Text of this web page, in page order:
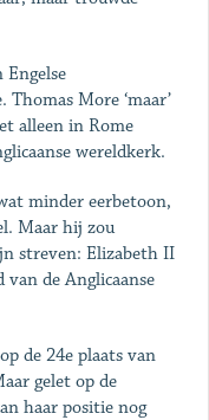
More ‘maar’
alleen in Rome
wereldkerk.
minder eerbetoon,
Maar hij zou
streven: Elizabeth II
de Anglicaanse
de 24e plaats van
gelet op de
haar positie nog